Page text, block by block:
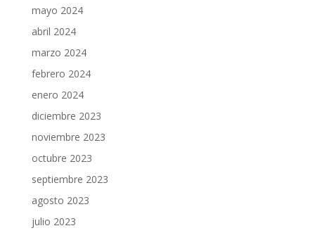
mayo 2024
abril 2024
marzo 2024
febrero 2024
enero 2024
diciembre 2023
noviembre 2023
octubre 2023
septiembre 2023
agosto 2023
julio 2023